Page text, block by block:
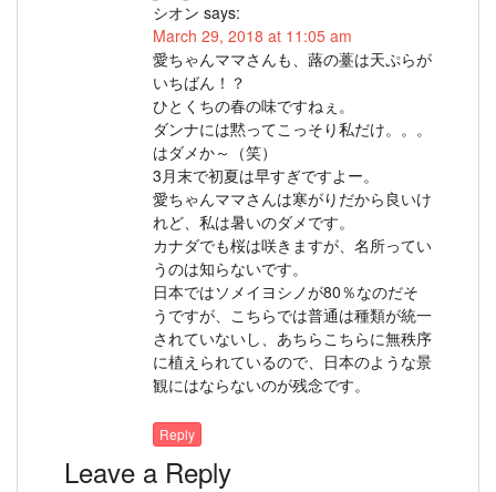
シオン says:
March 29, 2018 at 11:05 am
愛ちゃんママさんも、蕗の薹は天ぷらが
いちばん！？
ひとくちの春の味ですねぇ。
ダンナには黙ってこっそり私だけ。。。
はダメか～（笑）
3月末で初夏は早すぎですよー。
愛ちゃんママさんは寒がりだから良いけ
れど、私は暑いのダメです。
カナダでも桜は咲きますが、名所ってい
うのは知らないです。
日本ではソメイヨシノが80％なのだそ
うですが、こちらでは普通は種類が統一
されていないし、あちらこちらに無秩序
に植えられているので、日本のような景
観にはならないのが残念です。
Reply
Leave a Reply